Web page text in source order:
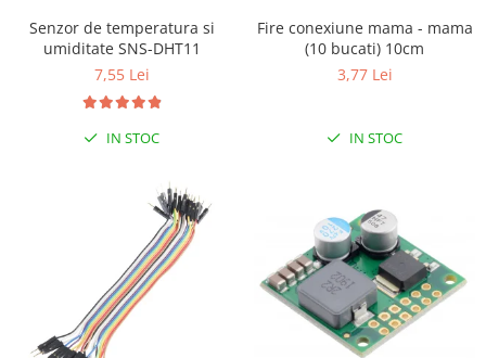
Componente
Componente
Componente E3D
Filament Premium ABS 1.75 mm
Filament Premium ABS 3 mm
Filament Premium PLA 1.75 mm
Filamente Speciale
Pentru Incepatori
Kituri incepatori Arduino
Senzor de temperatura si
umiditate SNS-DHT11
7,55 Lei
IN STOC
Fire conexiune mama - mama
(10 bucati) 10cm
3,77 Lei
IN STOC